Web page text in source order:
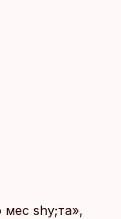
shy;та»,